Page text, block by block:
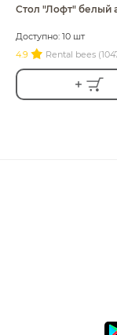
Стол "Лофт" белый
Доступно: 10 шт
4.9
Rental bees